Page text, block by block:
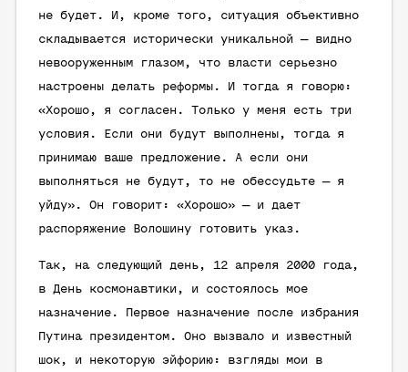
не будет. И, кроме того, ситуация объективно
складывается исторически уникальной — видно
невооруженным глазом, что власти серьезно
настроены делать реформы. И тогда я говорю:
«Хорошо, я согласен. Только у меня есть три
условия. Если они будут выполнены, тогда я
принимаю ваше предложение. А если они
выполняться не будут, то не обессудьте — я
уйду». Он говорит: «Хорошо» — и дает
распоряжение Волошину готовить указ.
Так, на следующий день, 12 апреля 2000 года,
в День космонавтики, и состоялось мое
назначение. Первое назначение после избрания
Путина президентом. Оно вызвало и известный
шок, и некоторую эйфорию: взгляды мои в